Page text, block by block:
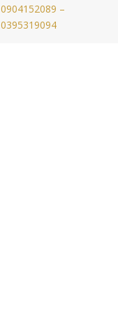
0904152089 –
0395319094